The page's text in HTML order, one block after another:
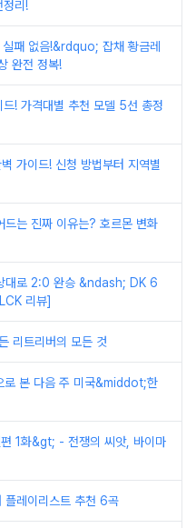
정리!
패 없음!&rdquo; 잡채 황금레
완전 정복!
! 가격대별 추천 모델 5선 총정
가이드! 신청 방법부터 지역별
는 진짜 이유는? 호르몬 변화
대로 2:0 완승 &ndash; DK 6
리뷰]
리트리버의 모든 것
로 본 다음 주 미국&middot;한
1화&gt; - 전쟁의 씨앗, 바이마
레이리스트 추천 6곡